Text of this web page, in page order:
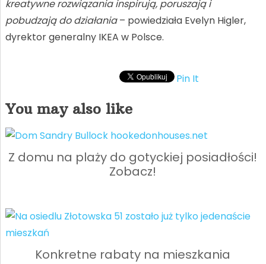
kreatywne rozwiązania inspirują, poruszają i
pobudzają do działania– powiedziała Evelyn Higler,
dyrektor generalny IKEA w Polsce.
Pin It
You may also like
Z domu na plaży do gotyckiej posiadłości!
Zobacz!
Konkretne rabaty na mieszkania